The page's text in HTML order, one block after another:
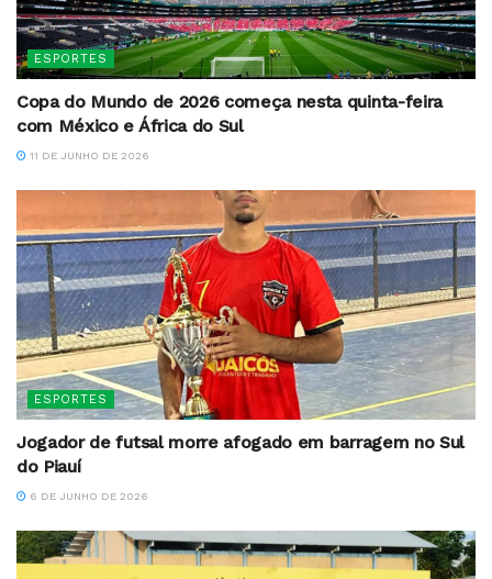
ESPORTES
Copa do Mundo de 2026 começa nesta quinta-feira
com México e África do Sul
11 DE JUNHO DE 2026
ESPORTES
Jogador de futsal morre afogado em barragem no Sul
do Piauí
6 DE JUNHO DE 2026